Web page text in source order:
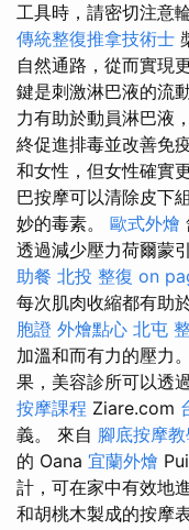
工具時，請密切注意
傳統整復推拿技術士
自然通路，從而實現
鍵是刺激淋巴液的流
力有助於動員淋巴液
終促進排毒並改善免
和女性，但女性確實
巴按摩可以清除皮下
妙的毒素。 歐式外燴
透過減少壓力荷爾蒙
助餐 北投 整復 on
每次肌肉收縮都有助
胞證 外燴點心 北屯
加溫和而有力的壓力
果，美容診所可以透
按摩課程 Ziare.com
義。 來自 腳底按摩
的 Oana 宜蘭外燴
計，可在家中有效地
和胡桃木製成的按摩